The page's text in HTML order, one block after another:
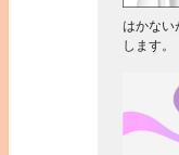
はかない
します。